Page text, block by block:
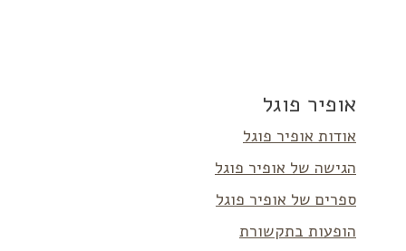
אופיר פוגל
אודות אופיר פוגל
הגישה של אופיר פוגל
ספרים של אופיר פוגל
הופעות בתקשורת